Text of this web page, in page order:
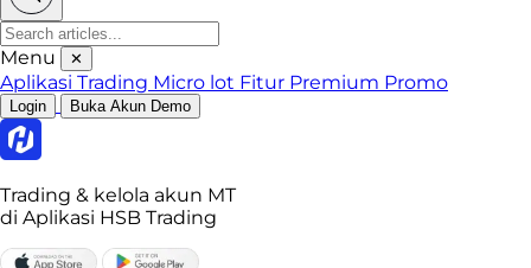
Menu ✕
Aplikasi Trading Micro lot Fitur Premium Promo
Login Buka Akun Demo
Trading & kelola akun MT
di Aplikasi HSB Trading